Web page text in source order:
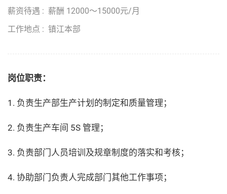
薪资待遇 : 薪酬 12000～15000元/月
工作地点 : 镇江本部
岗位职责：
1. 负责生产部生产计划的制定和质量管理；
2. 负责生产车间 5S 管理；
3. 负责部门人员培训及规章制度的落实和考核；
4. 协助部门负责人完成部门其他工作事项；